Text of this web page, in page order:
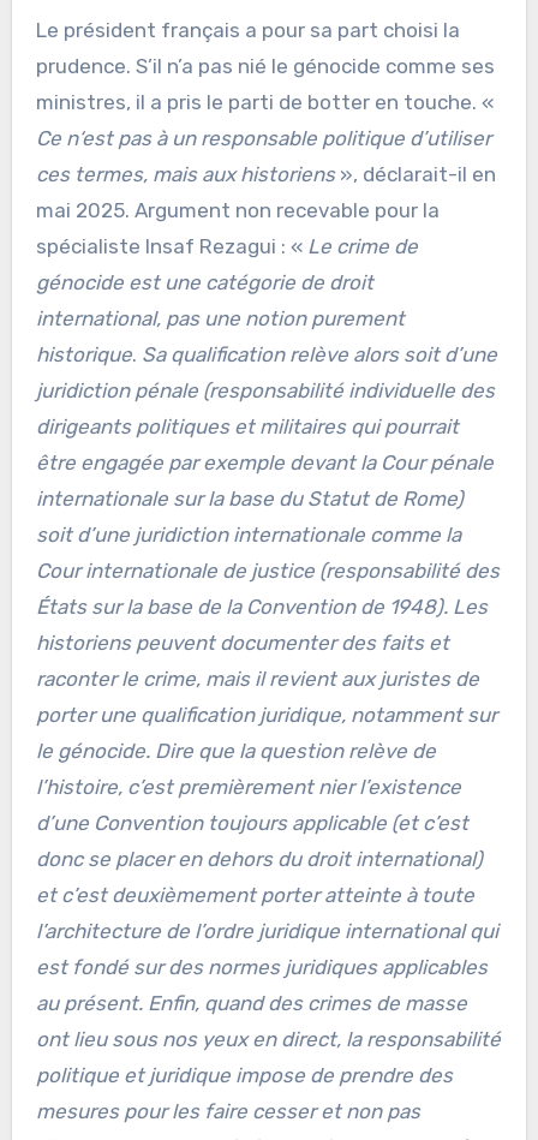
Le président français a pour sa part choisi la
prudence. S’il n’a pas nié le génocide comme ses
ministres, il a pris le parti de botter en touche. «
Ce n‘est pas à un responsable politique d’utiliser
ces termes, mais aux historiens», déclarait-il en
mai 2025. Argument non recevable pour la
spécialiste Insaf Rezagui : « Le crime de
génocide est une catégorie de droit
international, pas une notion purement
historique. Sa qualification relève alors soit d’une
juridiction pénale (responsabilité individuelle des
dirigeants politiques et militaires qui pourrait
être engagée par exemple devant la Cour pénale
internationale sur la base du Statut de Rome)
soit d’une juridiction internationale comme la
Cour internationale de justice (responsabilité des
États sur la base de la Convention de 1948). Les
historiens peuvent documenter des faits et
raconter le crime, mais il revient aux juristes de
porter une qualification juridique, notamment sur
le génocide. Dire que la question relève de
l’histoire, c’est premièrement nier l’existence
d’une Convention toujours applicable (et c’est
donc se placer en dehors du droit international)
et c’est deuxièmement porter atteinte à toute
l’architecture de l’ordre juridique international qui
est fondé sur des normes juridiques applicables
au présent. Enfin, quand des crimes de masse
ont lieu sous nos yeux en direct, la responsabilité
politique et juridique impose de prendre des
mesures pour les faire cesser et non pas